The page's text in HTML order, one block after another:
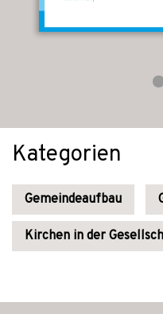
Kategorien
Gemeindeaufbau
Kirchen in der